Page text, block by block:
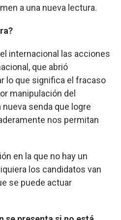
a una nueva lectura.
internacional las acciones
que abrió
lo que significa el fracaso
manipulación del
senda que logre
nos permitan
en la que no hay un
los candidatos van
se puede actuar